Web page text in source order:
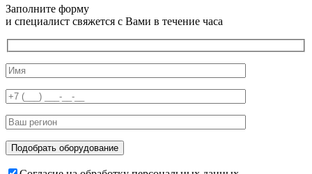
Заполните форму
и специалист свяжется с Вами в течение часа